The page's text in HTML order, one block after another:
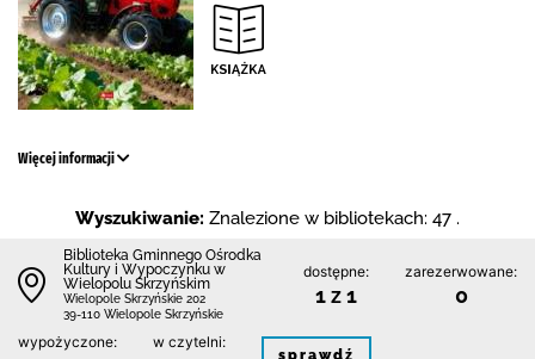
Więcej informacji
Wyszukiwanie: Znalezione w bibliotekach: 47 .
Biblioteka Gminnego Ośrodka
Kultury i Wypoczynku w
Wielopolu Skrzyńskim
Wielopole Skrzyńskie 202
39-110 Wielopole Skrzyńskie
dostępne:
1 z 1
zarezerwowane:
0
wypożyczone: w czytelni:
sprawdź